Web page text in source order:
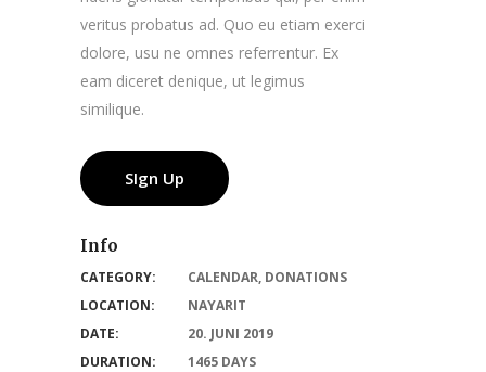
veritus probatus ad. Quo eu etiam exerci
dolore, usu ne omnes referrentur. Ex
eam diceret denique, ut legimus
similique.
SIgn Up
Info
CATEGORY: CALENDAR, DONATIONS
LOCATION:
NAYARIT
DATE:
20. JUNI 2019
DURATION:
1465 DAYS